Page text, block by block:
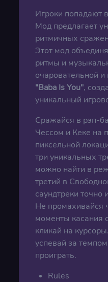
Игроки попадают
Мод предлагает
ритмичных
Этот мод
ритмы и
очаровательной
"Baba Is You",
уникальный
Сражайся в рэп-
Чессом и Кеке на
пиксельной
три уникальных
можно найти в
третий в
саундтреки точно
Не промахивайся
моменты касания
кликай на
успевай за
проиграть.
Rules